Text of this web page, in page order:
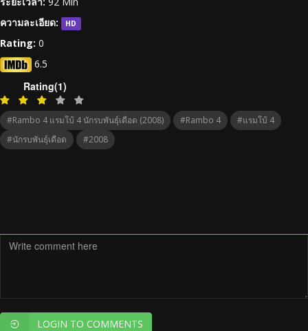
ความละเอียด:
HD
Rating: 0
6.5
Rating(1)
#Rambo 4 แรมโบ้ 4 นักรบพันธุ์เดือด (2008) #Rambo 4
#แรมโบ้ 4
#นักรบพันธุ์เดือด
#2008
LOGIN TO COMMENTS